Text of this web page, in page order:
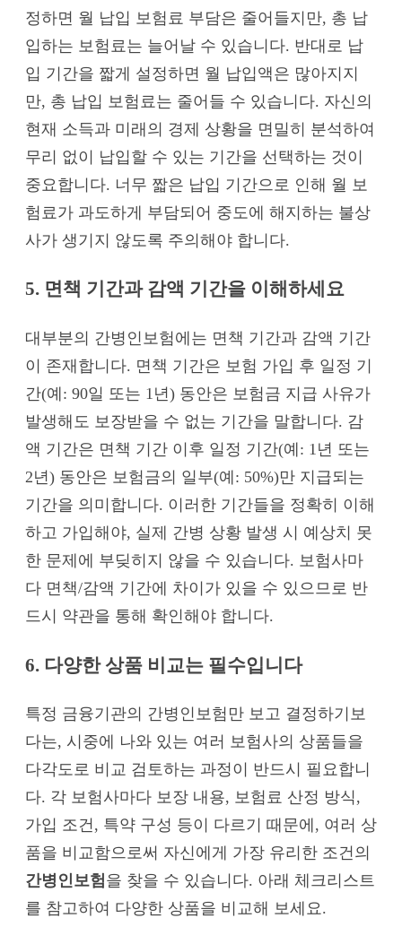
정하면 월 납입 보험료 부담은 줄어들지만, 총 납
입하는 보험료는 늘어날 수 있습니다. 반대로 납
입 기간을 짧게 설정하면 월 납입액은 많아지지
만, 총 납입 보험료는 줄어들 수 있습니다. 자신의
현재 소득과 미래의 경제 상황을 면밀히 분석하여
무리 없이 납입할 수 있는 기간을 선택하는 것이
중요합니다. 너무 짧은 납입 기간으로 인해 월 보
험료가 과도하게 부담되어 중도에 해지하는 불상
사가 생기지 않도록 주의해야 합니다.
5. 면책 기간과 감액 기간을 이해하세요
대부분의 간병인보험에는 면책 기간과 감액 기간
이 존재합니다. 면책 기간은 보험 가입 후 일정 기
간(예: 90일 또는 1년) 동안은 보험금 지급 사유가
발생해도 보장받을 수 없는 기간을 말합니다. 감
액 기간은 면책 기간 이후 일정 기간(예: 1년 또는
2년) 동안은 보험금의 일부(예: 50%)만 지급되는
기간을 의미합니다. 이러한 기간들을 정확히 이해
하고 가입해야, 실제 간병 상황 발생 시 예상치 못
한 문제에 부딪히지 않을 수 있습니다. 보험사마
다 면책/감액 기간에 차이가 있을 수 있으므로 반
드시 약관을 통해 확인해야 합니다.
6. 다양한 상품 비교는 필수입니다
특정 금융기관의 간병인보험만 보고 결정하기보
다는, 시중에 나와 있는 여러 보험사의 상품들을
다각도로 비교 검토하는 과정이 반드시 필요합니
다. 각 보험사마다 보장 내용, 보험료 산정 방식,
가입 조건, 특약 구성 등이 다르기 때문에, 여러 상
품을 비교함으로써 자신에게 가장 유리한 조건의
간병인보험을 찾을 수 있습니다. 아래 체크리스트
를 참고하여 다양한 상품을 비교해 보세요.